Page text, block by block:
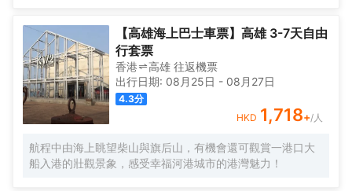
【高雄海上巴士車票】高雄 3-7天自由
行套票
香港 高雄 往返機票
出行日期: 08月25日 - 08月27日
4.3分
HKD 1,718+/人
航程中由海上眺望柴山與旗后山，有機會還可觀賞一港口大
船入港的壯觀景象，感受幸福河港城市的港灣魅力！